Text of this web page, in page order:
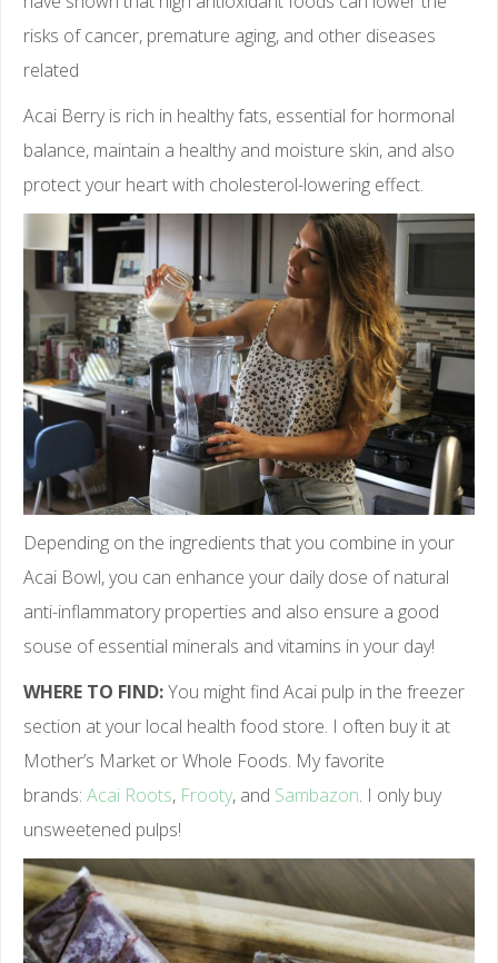
risks of cancer, premature aging, and other diseases
related
Acai Berry is rich in healthy fats, essential for hormonal
balance, maintain a healthy and moisture skin, and also
protect your heart with cholesterol-lowering effect.
Depending on the ingredients that you combine in your
Acai Bowl, you can enhance your daily dose of natural
anti-inflammatory properties and also ensure a good
souse of essential minerals and vitamins in your day!
WHERE TO FIND:You might find Acai pulp in the freezer
section at your local health food store. I often buy it at
Mother’s Market or Whole Foods. My favorite
brands: Acai Roots, Frooty, and Sambazon. I only buy
unsweetened pulps!